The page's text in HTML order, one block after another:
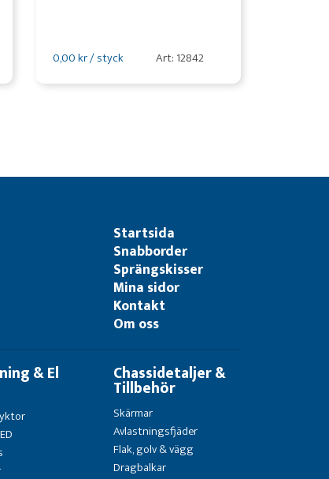
0,00 kr / styck Art: 12842
Startsida
Snabborder
Sprängskisser
Mina sidor
Kontakt
Om oss
& El Chassidetaljer &
Tillbehör
Skärmar
Avlastningsfjäder
Flak, golv & vägg
Dragbalkar